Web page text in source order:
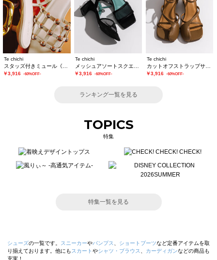
Te chichi
￥3,916 -60%OFF-
Te chichi
￥3,916 -60%OFF-
Te chichi
カットオフストラップサンダル《2026 SUMMER LOOK item》
￥3,916 -60%OFF-
ランキング一覧を見る
TOPICS
特集
特集一覧を見る
シューズの一覧です。 スニーカーやパンプス ショートブーツなど定番アイテムを取
り揃えております。他にも スカート やシャツ・ブラウス カーディガンなどの商品も
充実！